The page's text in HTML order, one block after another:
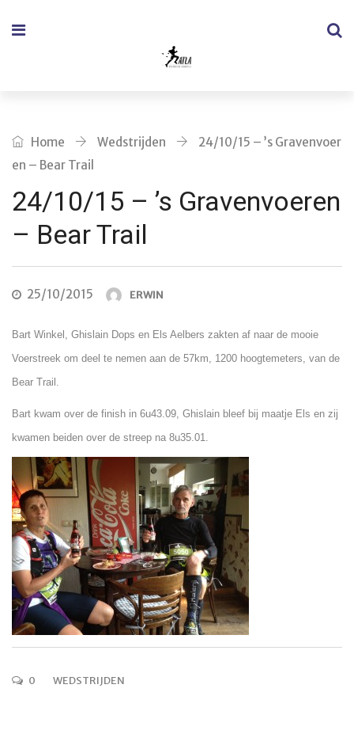
Home Wedstrijden
24/10/15 – ’s Gravenvoer
en – Bear Trail
24/10/15 – ’s Gravenvoeren
– Bear Trail
25/10/2015 ERWIN
Bart Winkel, Ghislain Dops en Els Aelbers zakten af naar de mooie
Voerstreek om deel te nemen aan de 57km, 1200 hoogtemeters, van de
Bear Trail.
Bart kwam over de finish in 6u43.09, Ghislain bleef bij maatje Els en zij
kwamen beiden over de streep na 8u35.01.
0 WEDSTRIJDEN